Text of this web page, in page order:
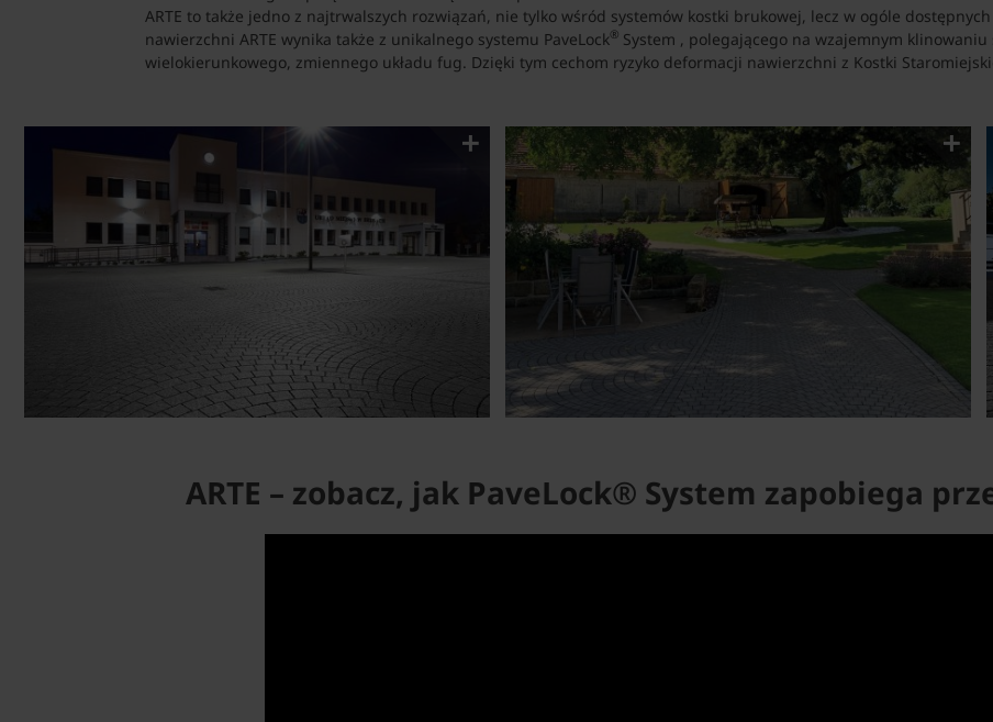
ARTE to także jedno z najtrwalszych rozwiązań, nie tylko wśród systemów kostki brukowej, lecz w ogóle
nawierzchni ARTE wynika także z unikalnego systemu PaveLock® System , polegającego na wzajemnym
wielokierunkowego, zmiennego układu fug. Dzięki tym cechom ryzyko deformacji nawierzchni z Kostki
ARTE – zobacz, jak PaveLock® System zapobiega